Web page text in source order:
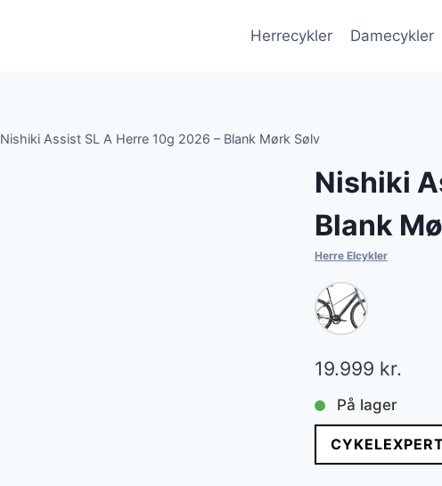
Herrecykler Damecykler
Nishiki Assist SL A Herre 10g 2026 – Blank Mørk Sølv
Nishiki
Blank
Herre Elcykler
19.999 kr.
På lager